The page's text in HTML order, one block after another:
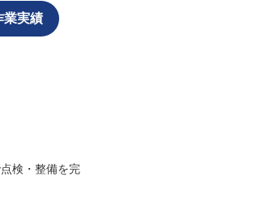
業実績
検・整備を完